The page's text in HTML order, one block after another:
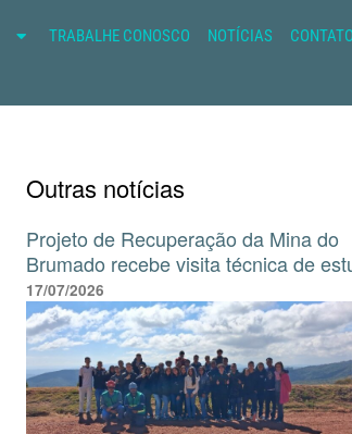
TRABALHE CONOSCO NOTÍCIAS CONTATO
Outras notícias
Projeto de Recuperação da Mina do
Brumado recebe visita técnica de
17/07/2026